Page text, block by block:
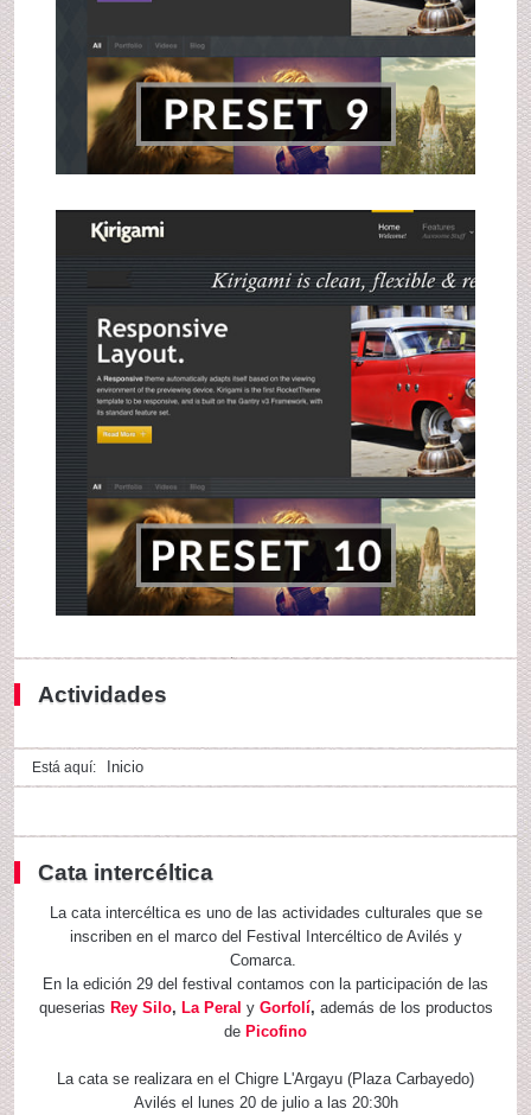
Actividades
Está aquí: Inicio
Cata intercéltica
La cata intercéltica es uno de las actividades culturales que se
inscriben en el marco del Festival Intercéltico de Avilés y
Comarca.
En la edición 29 del festival contamos con la participación de las
queserias Rey Silo, La Peral y Gorfolí, además de los productos
de Picofino
La cata se realizara en el Chigre L'Argayu (Plaza Carbayedo)
Avilés el lunes 20 de julio a las 20:30h